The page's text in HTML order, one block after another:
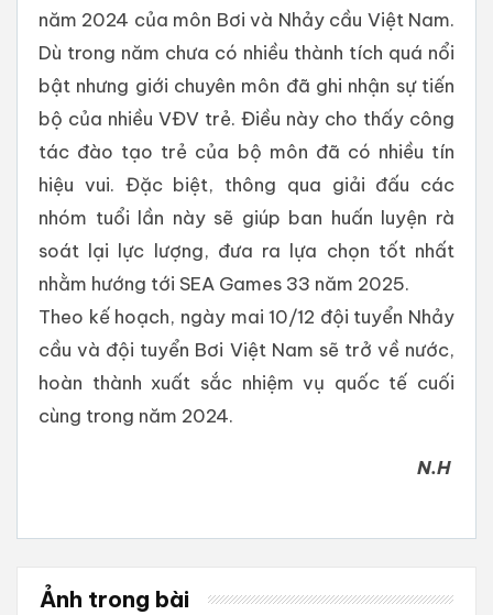
năm 2024 của môn Bơi và Nhảy cầu Việt Nam.
Dù trong năm chưa có nhiều thành tích quá nổi
bật nhưng giới chuyên môn đã ghi nhận sự tiến
bộ của nhiều VĐV trẻ. Điều này cho thấy công
tác đào tạo trẻ của bộ môn đã có nhiều tín
hiệu vui. Đặc biệt, thông qua giải đấu các
nhóm tuổi lần này sẽ giúp ban huấn luyện rà
soát lại lực lượng, đưa ra lựa chọn tốt nhất
nhằm hướng tới SEA Games 33 năm 2025.
Theo kế hoạch, ngày mai 10/12 đội tuyển Nhảy
cầu và đội tuyển Bơi Việt Nam sẽ trở về nước,
hoàn thành xuất sắc nhiệm vụ quốc tế cuối
cùng trong năm 2024.
N.H
Ảnh trong bài